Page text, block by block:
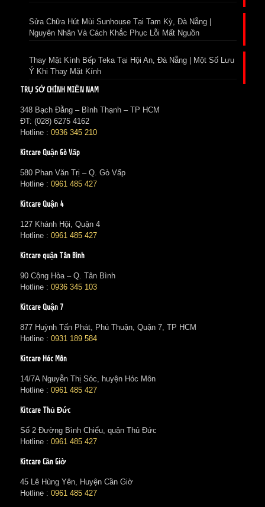
Sửa Chữa Hút Mùi Sunhouse Tại Tam Kỳ, Đà Nẵng |
Nguyên Nhân Và Cách Khắc Phục Lỗi Mất Nguồn
Thay Mặt Kính Bếp Teka Tại Hội An, Đà Nẵng | Một Số Lưu
Ý Khi Thay Mặt Kính
TRỤ SỞ CHÍNH MIỀN NAM
348 Bạch Đằng – Bình Thạnh – TP HCM
ĐT: (028) 6275 4162
Hotline : 0936 345 210
Kitcare Quận Gò Vấp
580 Phan Văn Trị – Q. Gò Vấp
Hotline : 0961 485 427
Kitcare Quận 4
127 Khánh Hội, Quận 4
Hotline : 0961 485 427
Kitcare quận Tân Bình
90 Cộng Hòa – Q. Tân Bình
Hotline : 0936 345 103
Kitcare Quận 7
877 Huỳnh Tấn Phát, Phú Thuận, Quận 7, TP HCM
Hotline : 0931 189 584
Kitcare Hóc Môn
14/7A Nguyễn Thị Sóc, huyện Hóc Môn
Hotline : 0961 485 427
Kitcare Thủ Đức
Số 2 Đường Bình Chiểu, quận Thủ Đức
Hotline : 0961 485 427
Kitcare Cần Giờ
45 Lê Hùng Yên, Huyện Cần Giờ
Hotline : 0961 485 427